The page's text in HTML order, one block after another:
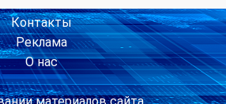
Контакты
Реклама
О нас